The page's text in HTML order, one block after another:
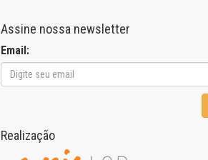
Assine nossa newsletter
Email:
Realização